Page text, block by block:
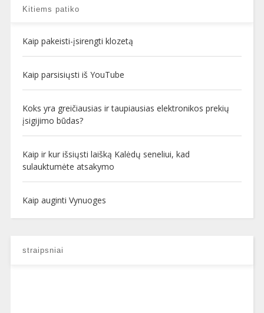
Kitiems patiko
Kaip pakeisti-įsirengti klozetą
Kaip parsisiųsti iš YouTube
Koks yra greičiausias ir taupiausias elektronikos prekių
įsigijimo būdas?
Kaip ir kur išsiųsti laišką Kalėdų seneliui, kad
sulauktumėte atsakymo
Kaip auginti Vynuoges
straipsniai